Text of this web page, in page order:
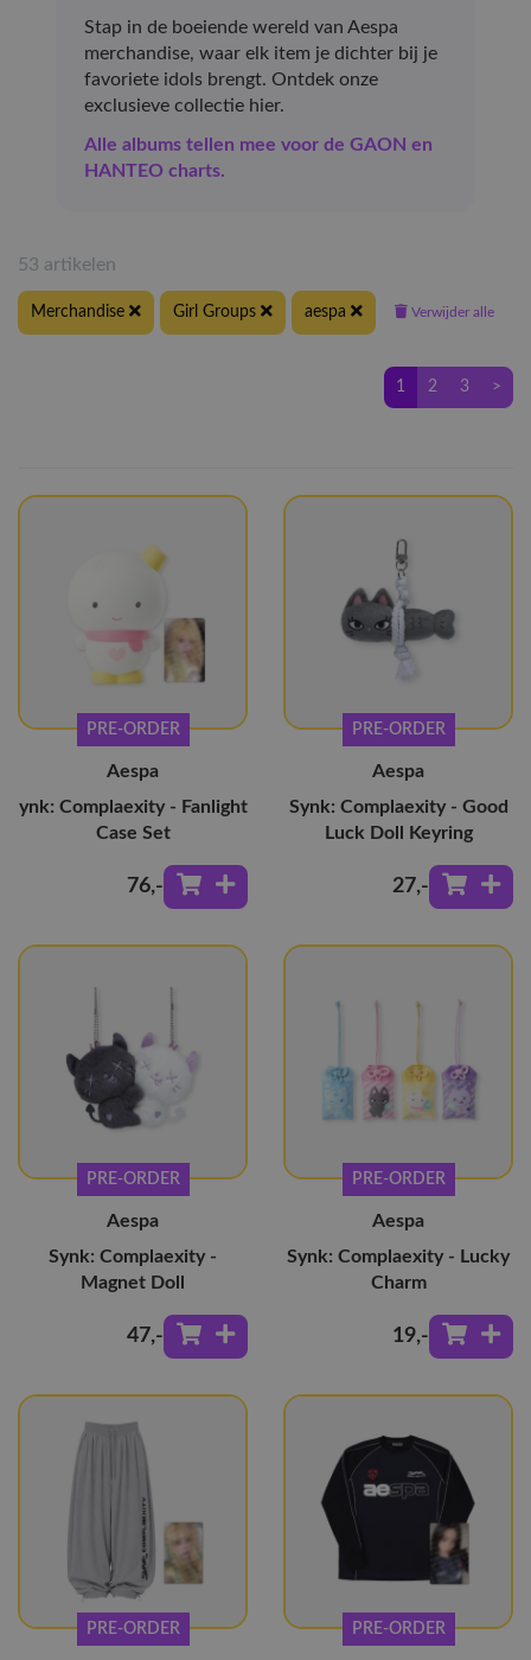
Stap in de boeiende wereld van Aespa
merchandise, waar elk item je dichter bij je
favoriete idols brengt. Ontdek onze
exclusieve collectie hier.
Alle albums tellen mee voor de GAON en
HANTEO charts.
53 artikelen
Merchandise Girl Groups aespa Verwijder alle
1 2 3 >
PRE-ORDER
Aespa
ynk: Complaexity - Fanlight
Case Set
76,-
PRE-ORDER
Aespa
Synk: Complaexity - Good
Luck Doll Keyring
27,-
PRE-ORDER
Aespa
Synk: Complaexity -
Magnet Doll
47,-
PRE-ORDER
Aespa
Synk: Complaexity - Lucky
Charm
19,-
PRE-ORDER PRE-ORDER